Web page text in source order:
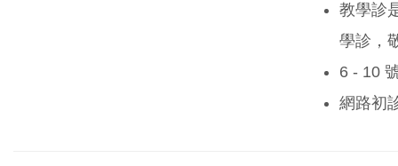
教學診
學診，
6 - 10
網路初